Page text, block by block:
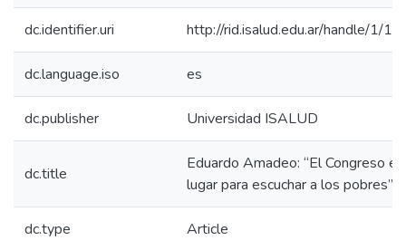
dc.identifier.uri http://rid.isalud.edu.ar/handle/1/
dc.language.iso es
dc.publisher Universidad ISALUD
dc.title
Eduardo Amadeo: “El Congreso
lugar para escuchar a los pobres”
dc.type Article